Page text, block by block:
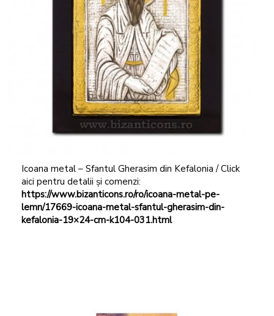
Icoana metal – Sfantul Gherasim din Kefalonia / Click
aici pentru detalii și comenzi:
https://www.bizanticons.ro/ro/icoana-metal-pe-
lemn/17669-icoana-metal-sfantul-gherasim-din-
kefalonia-19×24-cm-k104-031.html